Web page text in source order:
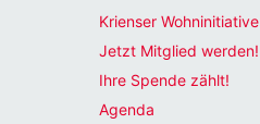
Krienser Wohninitiative
Jetzt Mitglied werden!
Ihre Spende zählt!
Agenda